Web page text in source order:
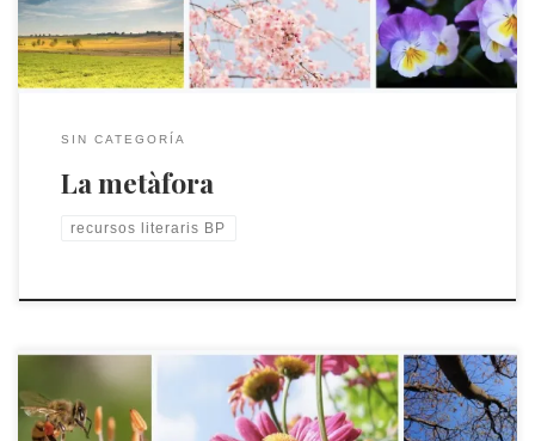
SIN CATEGORÍA
La metàfora
recursos literaris BP